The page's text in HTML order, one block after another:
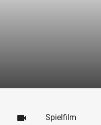
videocam Spielfilm